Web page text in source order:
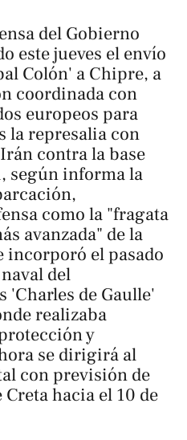
del Gobierno
este jueves el envío
Colón' a Chipre, a
coordinada con
europeos para
la represalia con
contra la base
según informa la
como la "fragata
avanzada" de la
incorporó el pasado
del
'Charles de Gaulle'
realizaba
y
se dirigirá al
con previsión de
hacia el 10 de